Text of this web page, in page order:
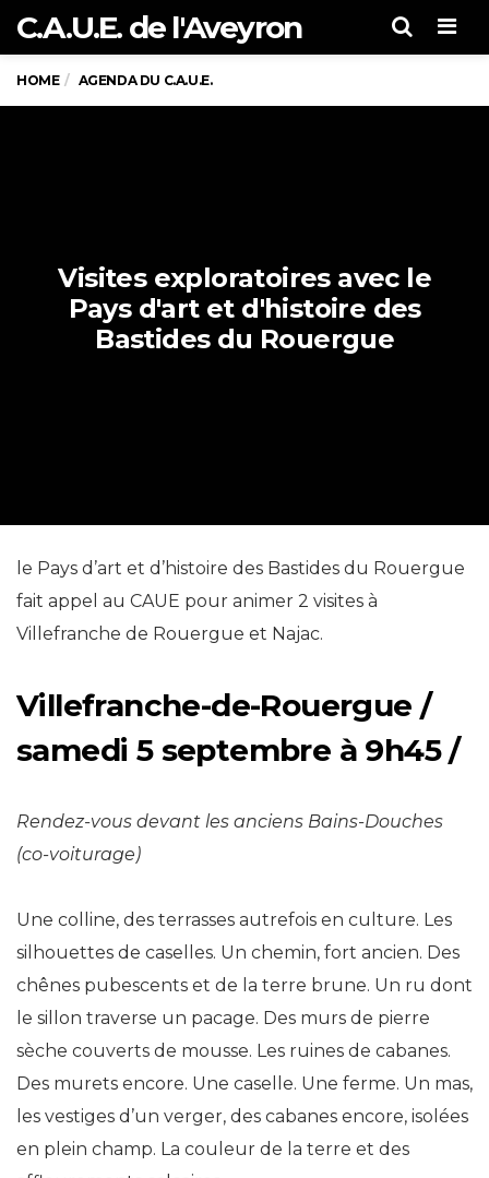
C.A.U.E. de l'Aveyron
HOME AGENDA DU C.A.U.E.
Visites exploratoires avec le
Pays d'art et d'histoire des
Bastides du Rouergue
le Pays d’art et d’histoire des Bastides du Rouergue
fait appel au CAUE pour animer 2 visites à
Villefranche de Rouergue et Najac.
Villefranche-de-Rouergue /
samedi 5 septembre à 9h45 /
Rendez-vous devant les anciens Bains-Douches
(co-voiturage)
Une colline, des terrasses autrefois en culture. Les
silhouettes de caselles. Un chemin, fort ancien. Des
chênes pubescents et de la terre brune. Un ru dont
le sillon traverse un pacage. Des murs de pierre
sèche couverts de mousse. Les ruines de cabanes.
Des murets encore. Une caselle. Une ferme. Un mas,
les vestiges d’un verger, des cabanes encore, isolées
en plein champ. La couleur de la terre et des